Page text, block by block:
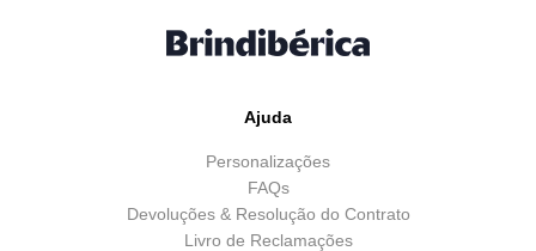
Ajuda
Personalizações
FAQs
Devoluções & Resolução do Contrato
Livro de Reclamações